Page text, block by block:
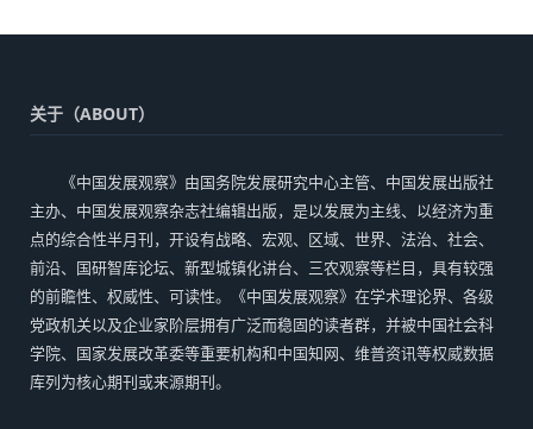
关于（ABOUT）
《中国发展观察》由国务院发展研究中心主管、中国发展出版社
主办、中国发展观察杂志社编辑出版，是以发展为主线、以经济为重
点的综合性半月刊，开设有战略、宏观、区域、世界、法治、社会、
前沿、国研智库论坛、新型城镇化讲台、三农观察等栏目，具有较强
的前瞻性、权威性、可读性。《中国发展观察》在学术理论界、各级
党政机关以及企业家阶层拥有广泛而稳固的读者群，并被中国社会科
学院、国家发展改革委等重要机构和中国知网、维普资讯等权威数据
库列为核心期刊或来源期刊。